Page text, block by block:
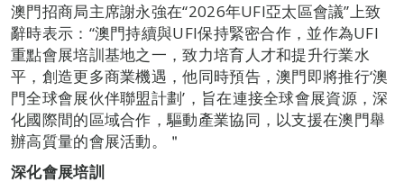
澳門招商局主席謝永強在“2026年UFI亞太區會議”上致
辭時表示：“澳門持續與UFI保持緊密合作，並作為UFI
重點會展培訓基地之一，致力培育人才和提升行業水
平，創造更多商業機遇，他同時預告，澳門即將推行‘澳
門全球會展伙伴聯盟計劃’，旨在連接全球會展資源，深
化國際間的區域合作，驅動產業協同，以支援在澳門舉
辦高質量的會展活動。＂
深化會展培訓